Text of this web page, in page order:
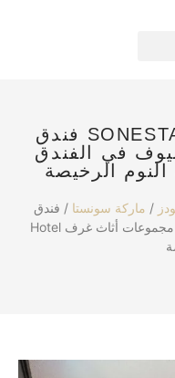
فندق SONESTA ESSENTIAL HOTEL
في الفندق
/ ماركة سونستا / فندق Sonesta Essential
Hotel ببساطة أثاث غرف الضيوف في الفندق مجموعات أثاث غرف